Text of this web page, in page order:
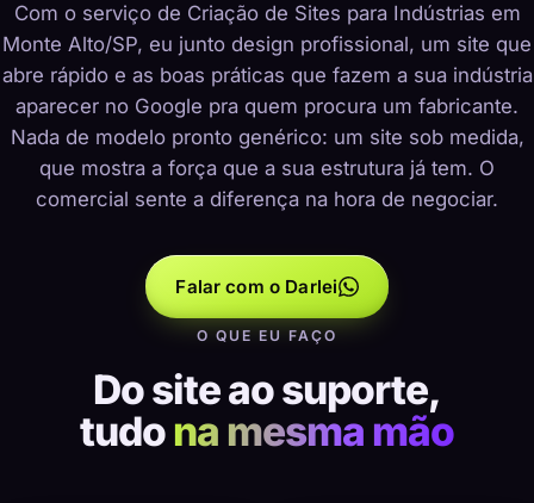
Com o serviço de Criação de Sites para Indústrias em
Monte Alto/SP, eu junto design profissional, um site que
abre rápido e as boas práticas que fazem a sua indústria
aparecer no Google pra quem procura um fabricante.
Nada de modelo pronto genérico: um site sob medida,
que mostra a força que a sua estrutura já tem. O
comercial sente a diferença na hora de negociar.
Falar com o Darlei
O QUE EU FAÇO
Do site ao suporte,
tudona mesma mão